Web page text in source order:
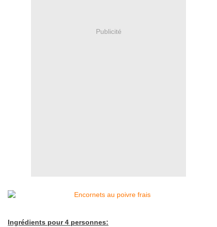
Publicité
Ingrédients pour 4 personnes: